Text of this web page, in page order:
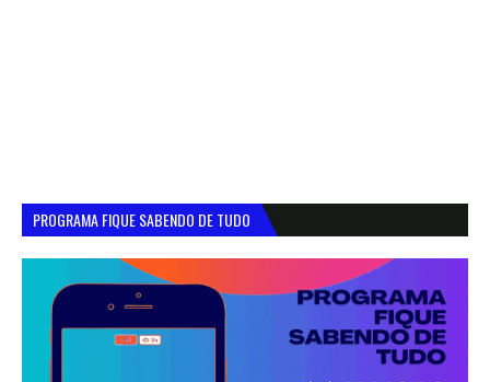
PROGRAMA FIQUE SABENDO DE TUDO